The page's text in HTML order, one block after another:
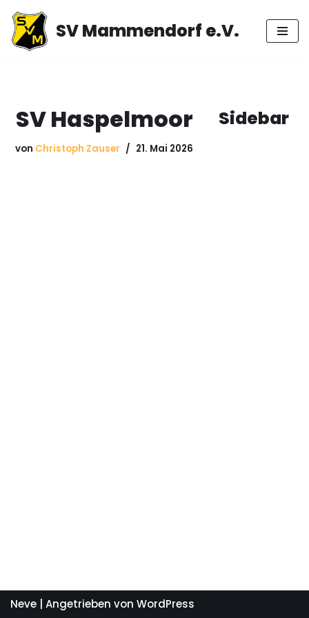
Zum
Inhalt
SV Mammendorf e.V.
SV Haspelmoor
von Christoph Zauser 21. Mai 2026
Sidebar
Neve | Angetrieben von WordPress